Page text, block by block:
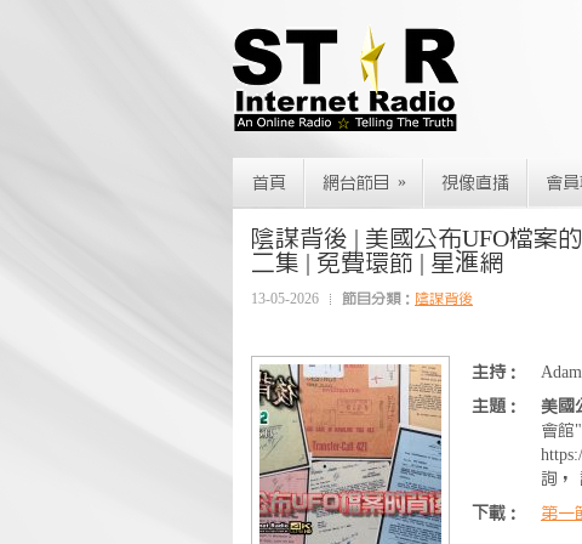
首頁 網台節目 » 視像直播 會
陰謀背後 | 美國公布UFO檔案
二集 | 免費環節 | 星滙網
13-05-2026 節目分類： 陰謀背後
主持：
主題：
美國
會館
詢，
下載：
第一